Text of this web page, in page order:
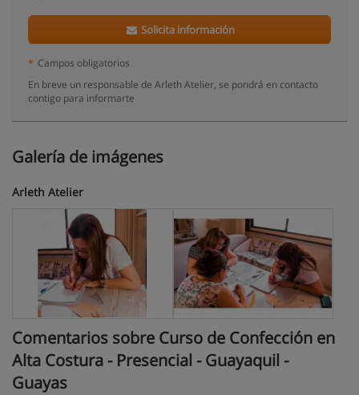
Solicita información
* Campos obligatorios
En breve un responsable de Arleth Atelier, se pondrá en contacto
contigo para informarte
Galería de imágenes
Arleth Atelier
Comentarios sobre Curso de Confección en
Alta Costura - Presencial - Guayaquil -
Guayas